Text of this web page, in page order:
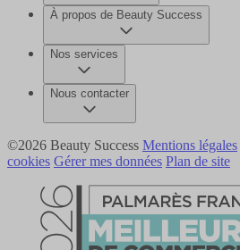
À propos de Beauty Success
Nos services
Nous contacter
©2026 Beauty Success Mentions légales
cookies Gérer mes données Plan de site